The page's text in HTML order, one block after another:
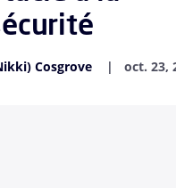
Cosgrove oct. 23,